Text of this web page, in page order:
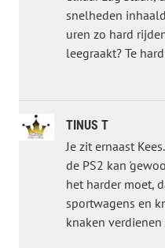
snelheden
uren zo hard
leegraakt? Te
TINUS T
Je zit ernaast
de PS2 kan
het harder moet,
sportwagens en
knaken